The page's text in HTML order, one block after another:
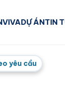
DỰ ÁNTIN
yêu cầu